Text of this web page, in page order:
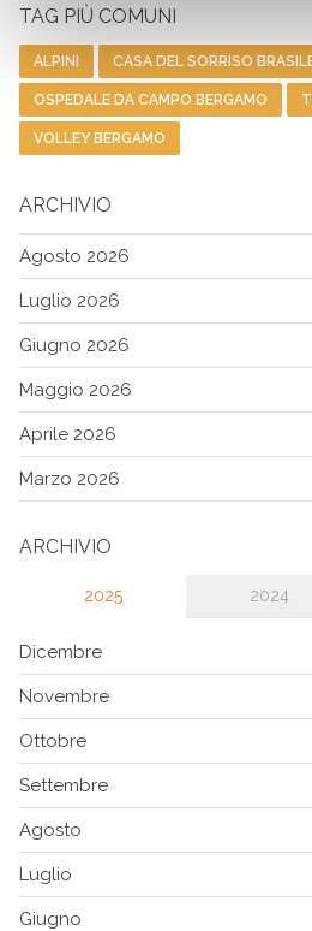
TAG PIÙ COMUNI
ALPINI CASA DEL SORRISO
OSPEDALE DA CAMPO BERGAMO
VOLLEY BERGAMO
ARCHIVIO
Agosto 2026
Luglio 2026
Giugno 2026
Maggio 2026
Aprile 2026
Marzo 2026
ARCHIVIO
2025 2024
Dicembre
Novembre
Ottobre
Settembre
Agosto
Luglio
Giugno